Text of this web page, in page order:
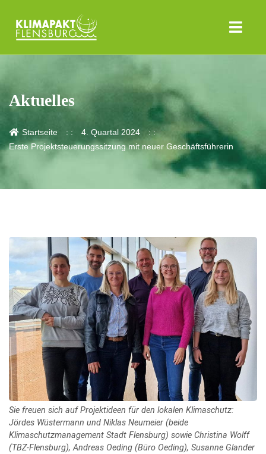
Aktuelles
Startseite
4. Quartal 2024
Erste Projektsteuerungssitzung mit neuer Geschäftsführerin
Sie freuen sich auf Projektideen für den lokalen Klimaschutz:
Jördes Wüstermann und Niklas Neumeier (beide
Klimaschutzmanagement Stadt Flensburg) sowie Christina Wolff
(TBZ-Flensburg), Andreas Oeding (Büro Oeding), Susanne Glander